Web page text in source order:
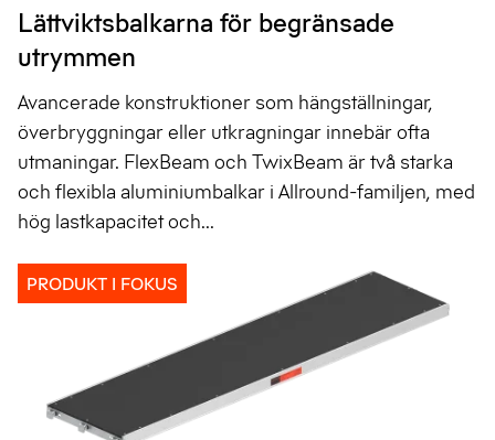
Lättviktsbalkarna för begränsade
utrymmen
Avancerade konstruktioner som hängställningar,
överbryggningar eller utkragningar innebär ofta
utmaningar. FlexBeam och TwixBeam är två starka
och flexibla aluminiumbalkar i Allround-familjen, med
hög lastkapacitet och...
PRODUKT I FOKUS